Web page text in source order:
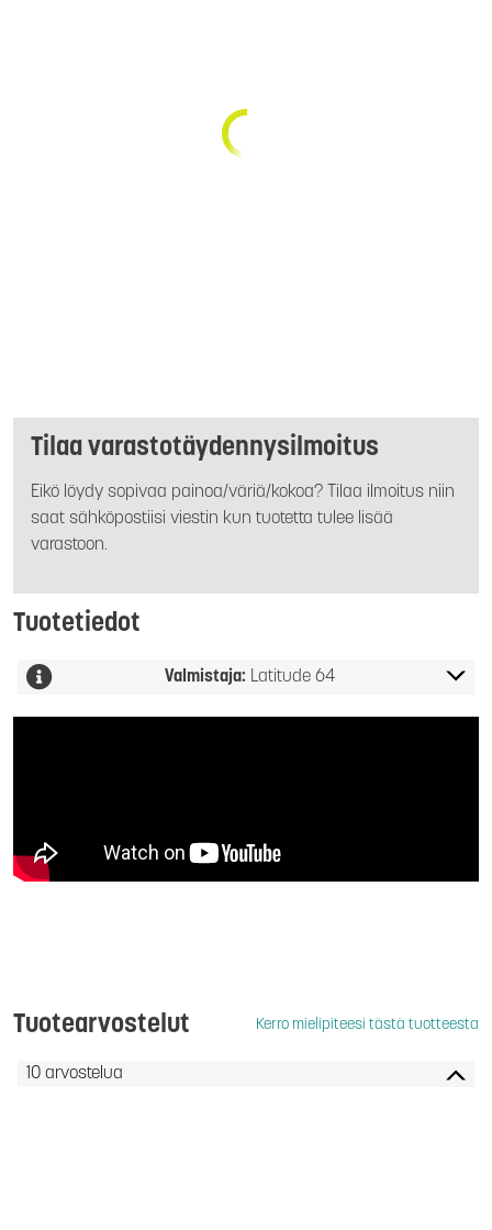
Tilaa varastotäydennysilmoitus
Eikö löydy sopivaa painoa/väriä/kokoa? Tilaa ilmoitus niin
saat sähköpostiisi viestin kun tuotetta tulee lisää
varastoon.
Tuotetiedot
Valmistaja: Latitude 64
Tuotearvostelut Kerro mielipiteesi tästä tuotteesta
10 arvostelua